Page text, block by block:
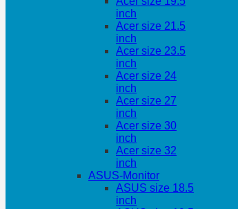
inch
Acer size 21.5
inch
Acer size 23.5
inch
Acer size 24
inch
Acer size 27
inch
Acer size 30
inch
Acer size 32
inch
ASUS-Monitor
ASUS size 18.5
inch